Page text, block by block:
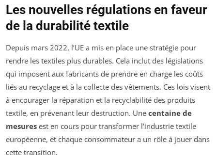
Les nouvelles régulations en faveur
de la durabilité textile
Depuis mars 2022, l’UE a mis en place une stratégie pour
rendre les textiles plus durables. Cela inclut des législations
qui imposent aux fabricants de prendre en charge les coûts
liés au recyclage et à la collecte des vêtements. Ces lois visent
à encourager la réparation et la recyclabilité des produits
textile, en prévenant leur destruction. Une centaine de
mesures est en cours pour transformer l’industrie textile
européenne, et chaque consommateur a un rôle à jouer dans
cette transition.